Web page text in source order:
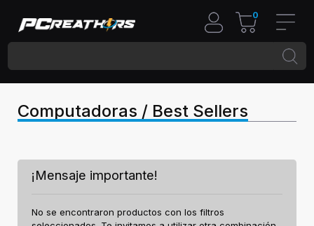
0
Computadoras / Best Sellers
¡Mensaje importante!
No se encontraron productos con los filtros